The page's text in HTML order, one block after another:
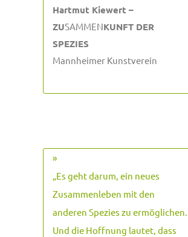
Hartmut Kiewert –
ZUSAMMENKUNFT DER
SPEZIES
Mannheimer Kunstverein
»
„Es geht darum, ein neues
Zusammenleben mit den
anderen Spezies zu ermöglichen.
Und die Hoffnung lautet, dass